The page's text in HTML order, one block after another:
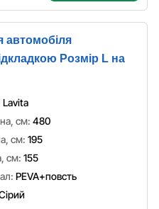
автомобіля
Розмір L на
Lavita
см: 480
см: 195
см: 155
PEVA+повсть